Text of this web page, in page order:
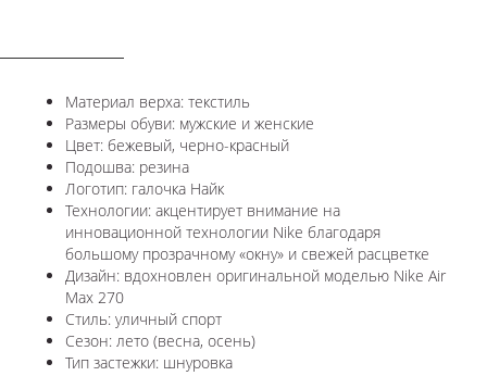
Материал верха: текстиль
Размеры обуви: мужские и женские
Цвет: бежевый, черно-красный
Подошва: резина
Логотип: галочка Найк
Технологии: акцентирует внимание на
инновационной технологии Nike благодаря
большому прозрачному «окну» и свежей расцветке
Дизайн: вдохновлен оригинальной моделью Nike Air
Max 270
Стиль: уличный спорт
Сезон: лето (весна, осень)
Тип застежки: шнуровка